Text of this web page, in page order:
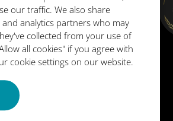
our traffic. We also share
analytics partners who may
collected from your use of
all cookies" if you agree with
cookie settings on our website.
Kontakt
Verbinden Sie Ihre Mitarbeiter
Partnerprogramm